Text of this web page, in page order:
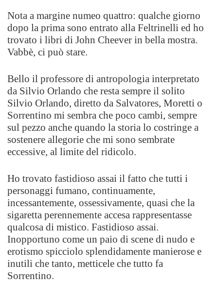
Nota a margine numeo quattro: qualche giorno
dopo la prima sono entrato alla Feltrinelli ed ho
trovato i libri di John Cheever in bella mostra.
Vabbè, ci può stare.
Bello il professore di antropologia interpretato
da Silvio Orlando che resta sempre il solito
Silvio Orlando, diretto da Salvatores, Moretti o
Sorrentino mi sembra che poco cambi, sempre
sul pezzo anche quando la storia lo costringe a
sostenere allegorie che mi sono sembrate
eccessive, al limite del ridicolo.
Ho trovato fastidioso assai il fatto che tutti i
personaggi fumano, continuamente,
incessantemente, ossessivamente, quasi che la
sigaretta perennemente accesa rappresentasse
qualcosa di mistico. Fastidioso assai.
Inopportuno come un paio di scene di nudo e
erotismo spicciolo splendidamente manierose e
inutili che tanto, metticele che tutto fa
Sorrentino.